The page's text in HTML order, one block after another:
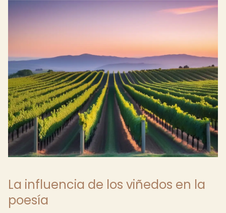
La influencia de los viñedos en la
poesía